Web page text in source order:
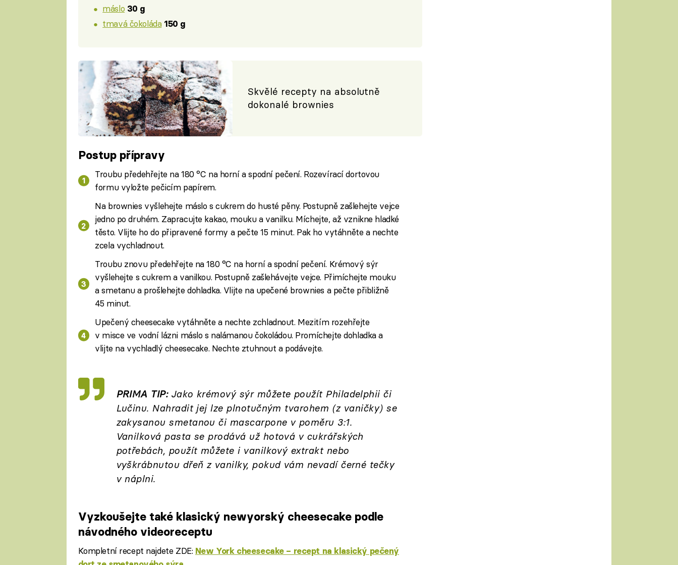
máslo 30 g
tmavá čokoláda 150 g
Skvělé recepty na absolutně
dokonalé brownies
Postup přípravy
Troubu předehřejte na 180 °C na horní a spodní pečení. Rozevírací dortovou
formu vyložte pečicím papírem.
Na brownies vyšlehejte máslo s cukrem do husté pěny. Postupně zašlehejte vejce
jedno po druhém. Zapracujte kakao, mouku a vanilku. Míchejte, až vznikne hladké
těsto. Vlijte ho do připravené formy a pečte 15 minut. Pak ho vytáhněte a nechte
zcela vychladnout.
Troubu znovu předehřejte na 180 °C na horní a spodní pečení. Krémový sýr
vyšlehejte s cukrem a vanilkou. Postupně zašlehávejte vejce. Přimíchejte mouku
a smetanu a prošlehejte dohladka. Vlijte na upečené brownies a pečte přibližně
45 minut.
Upečený cheesecake vytáhněte a nechte zchladnout. Mezitím rozehřejte
v misce ve vodní lázni máslo s nalámanou čokoládou. Promíchejte dohladka a
vlijte na vychladlý cheesecake. Nechte ztuhnout a podávejte.
PRIMA TIP: Jako krémový sýr můžete použít Philadelphii či
Lučinu. Nahradit jej lze plnotučným tvarohem (z vaničky) se
zakysanou smetanou či mascarpone v poměru 3:1.
Vanilková pasta se prodává už hotová v cukrářských
potřebách, použít můžete i vanilkový extrakt nebo
vyškrábnutou dřeň z vanilky, pokud vám nevadí černé tečky
v náplni.
Vyzkoušejte také klasický newyorský cheesecake podle
návodného videoreceptu
Kompletní recept najdete ZDE: New York cheesecake – recept na klasický pečený